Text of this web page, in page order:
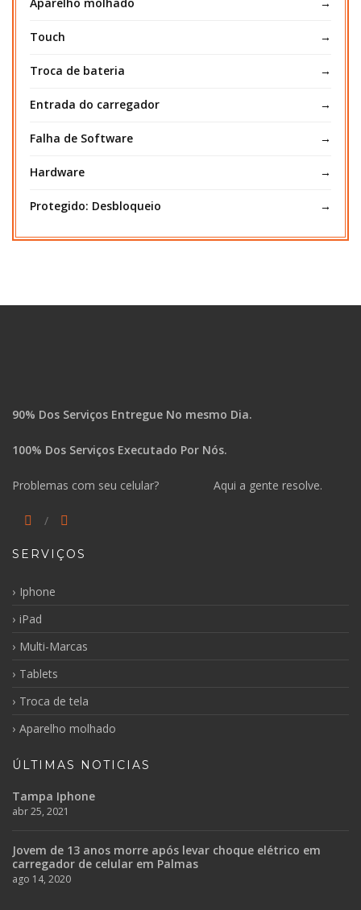
Touch
Troca de bateria
Entrada do carregador
Falha de Software
Hardware
Protegido: Desbloqueio
90% Dos Serviços Entregue No mesmo Dia.
100% Dos Serviços Executado Por Nós.
Problemas com seu celular? Aqui a gente resolve.
SERVIÇOS
Iphone
iPad
Multi-Marcas
Tablets
Troca de tela
Aparelho molhado
ÚLTIMAS NOTICIAS
Tampa Iphone
abr 25, 2021
Jovem de 13 anos morre após levar choque elétrico em
carregador de celular em Palmas
ago 14, 2020